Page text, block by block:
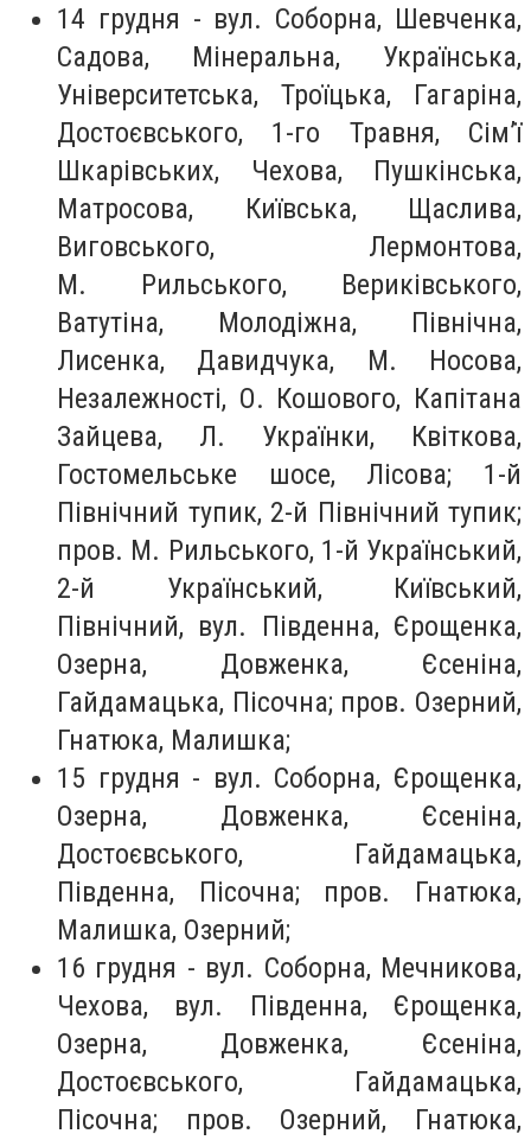
14 грудня - вул. Соборна, Шевченка,
Садова, Мінеральна, Українська,
Університетська, Троїцька, Гагаріна,
Достоєвського, 1-го Травня, Сім’ї
Шкарівських, Чехова, Пушкінська,
Матросова, Київська, Щаслива,
Виговського, Лермонтова,
М. Рильського, Вериківського,
Ватутіна, Молодіжна, Північна,
Лисенка, Давидчука, М. Носова,
Незалежності, О. Кошового, Капітана
Зайцева, Л. Українки, Квіткова,
Гостомельське шосе, Лісова; 1-й
Північний тупик, 2-й Північний тупик;
пров. М. Рильського, 1-й Український,
2-й Український, Київський,
Північний, вул. Південна, Єрощенка,
Озерна, Довженка, Єсеніна,
Гайдамацька, Пісочна; пров. Озерний,
Гнатюка, Малишка;
15 грудня - вул. Соборна, Єрощенка,
Озерна, Довженка, Єсеніна,
Достоєвського, Гайдамацька,
Південна, Пісочна; пров. Гнатюка,
Малишка, Озерний;
16 грудня - вул. Соборна, Мечникова,
Чехова, вул. Південна, Єрощенка,
Озерна, Довженка, Єсеніна,
Достоєвського, Гайдамацька,
Пісочна; пров. Озерний, Гнатюка,